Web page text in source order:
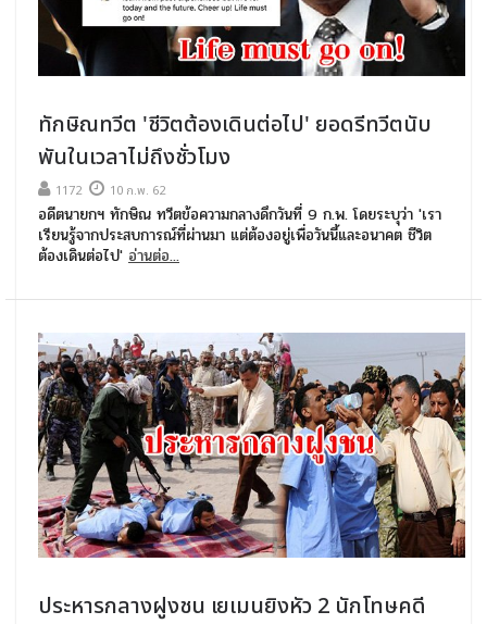
ทักษิณทวีต 'ชีวิตต้องเดินต่อไป' ยอดรีทวีตนับ
พันในเวลาไม่ถึงชั่วโมง
1172 10 ก.พ. 62
อดีตนายกฯ ทักษิณ ทวีตข้อความกลางดึกวันที่ 9 ก.พ. โดยระบุว่า 'เรา
เรียนรู้จากประสบการณ์ที่ผ่านมา แต่ต้องอยู่เพื่อวันนี้และอนาคต ชีวิต
ต้องเดินต่อไป' อ่านต่อ...
ประหารกลางฝูงชน เยเมนยิงหัว 2 นักโทษคดี